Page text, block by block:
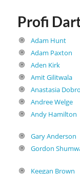
Profi
Adam Hunt
Adam Paxton
Aden Kirk
Amit Gilitwala
Anastasia
Andree Welge
Andy Hamilton
Gary Anderson
Gordon
Keegan Brown